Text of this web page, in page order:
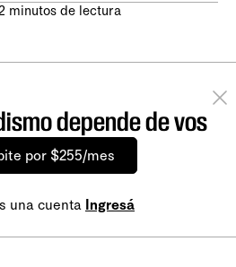
minutos de lectura
depende de vos
por $255/mes
una cuenta Ingresá